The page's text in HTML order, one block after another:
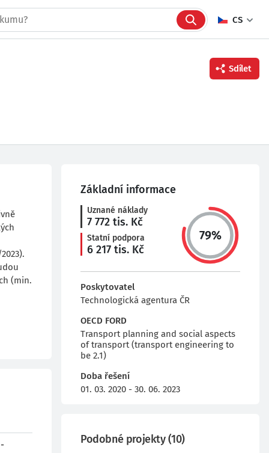
CS
Twitter
Sdílet
(min.
Základní informace
Uznané náklady
7 772 tis. Kč
Statní podpora
6 217 tis. Kč
79%
Poskytovatel
Technologická agentura ČR
OECD FORD
Transport planning and social aspects
of transport (transport engineering to
be 2.1)
Doba řešení
01. 03. 2020 - 30. 06. 2023
Podobné projekty(10)